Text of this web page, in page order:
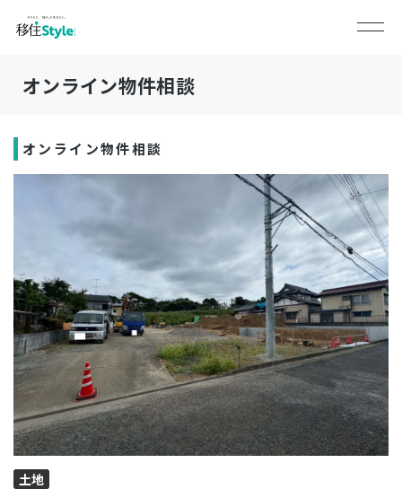
オンライン物件相談
オンライン物件相談
土地